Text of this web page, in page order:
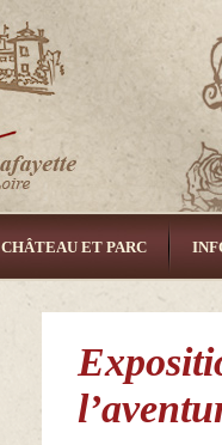
CHÂTEAU ET PARC